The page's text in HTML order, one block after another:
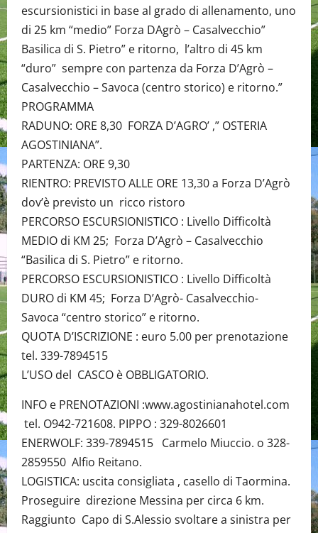
escursionistici in base al grado di allenamento, uno
di 25 km “medio” Forza DAgrò – Casalvecchio”
Basilica di S. Pietro” e ritorno, l’altro di 45 km
“duro” sempre con partenza da Forza D’Agrò –
Casalvecchio – Savoca (centro storico) e ritorno.”
PROGRAMMA
RADUNO: ORE 8,30 FORZA D’AGRO’ ,” OSTERIA
AGOSTINIANA”.
PARTENZA: ORE 9,30
RIENTRO: PREVISTO ALLE ORE 13,30 a Forza D’Agrò
dov’è previsto un ricco ristoro
PERCORSO ESCURSIONISTICO : Livello Difficoltà
MEDIO di KM 25; Forza D’Agrò – Casalvecchio
“Basilica di S. Pietro” e ritorno.
PERCORSO ESCURSIONISTICO : Livello Difficoltà
DURO di KM 45; Forza D’Agrò- Casalvecchio-
Savoca “centro storico” e ritorno.
QUOTA D’ISCRIZIONE : euro 5.00 per prenotazione
tel. 339-7894515
L’USO del CASCO è OBBLIGATORIO.
INFO e PRENOTAZIONI :www.agostinianahotel.com
tel. O942-721608. PIPPO : 329-8026601
ENERWOLF: 339-7894515 Carmelo Miuccio. o 328-
2859550 Alfio Reitano.
LOGISTICA: uscita consigliata , casello di Taormina.
Proseguire direzione Messina per circa 6 km.
Raggiunto Capo di S.Alessio svoltare a sinistra per